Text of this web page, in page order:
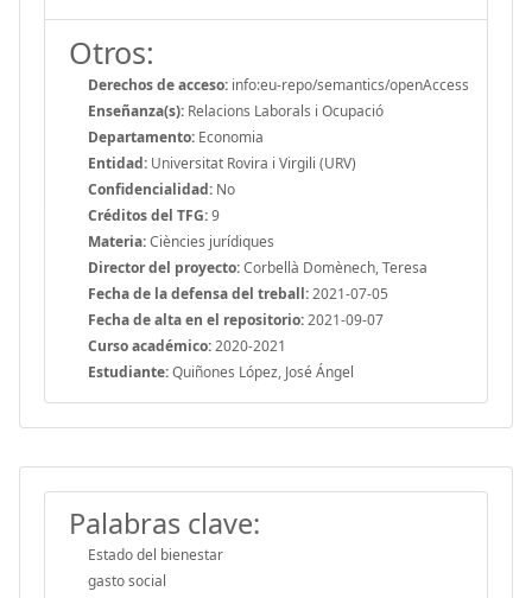
Otros:
Derechos de acceso: info:eu-repo/semantics/openAccess
Enseñanza(s): Relacions Laborals i Ocupació
Departamento: Economia
Entidad: Universitat Rovira i Virgili (URV)
Confidencialidad: No
Créditos del TFG:9
Materia:Ciències jurídiques
Director del proyecto:Corbellà Domènech, Teresa
Fecha de la defensa del treball:2021-07-05
Fecha de alta en el repositorio:2021-09-07
Curso académico:2020-2021
Estudiante:Quiñones López, José Ángel
Palabras clave:
Estado del bienestar
gasto social